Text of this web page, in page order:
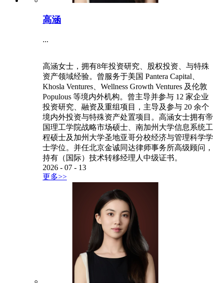
高涵
...
高涵女士，拥有8年投资研究、股权投资、与特殊
资产领域经验。曾服务于美国 Pantera Capital、
Khosla Ventures、Wellness Growth Ventures 及伦敦
Populous 等境内外机构。曾主导并参与 12 家企业
投资研究、融资及重组项目，主导及参与 20 余个
境内外投资与特殊资产处置项目。高涵女士拥有帝
国理工学院战略市场硕士、南加州大学信息系统工
程硕士及加州大学圣地亚哥分校经济与管理科学学
士学位。并任北京金诚同达律师事务所高级顾问，
持有（国际）技术转移经理人中级证书。
2026 - 07 - 13
更多>>